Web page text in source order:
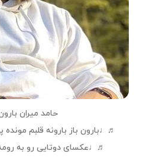
حامد میران
♬♩بارون باز بارونه قلبم
♬♩عکسای دوتایی رو به